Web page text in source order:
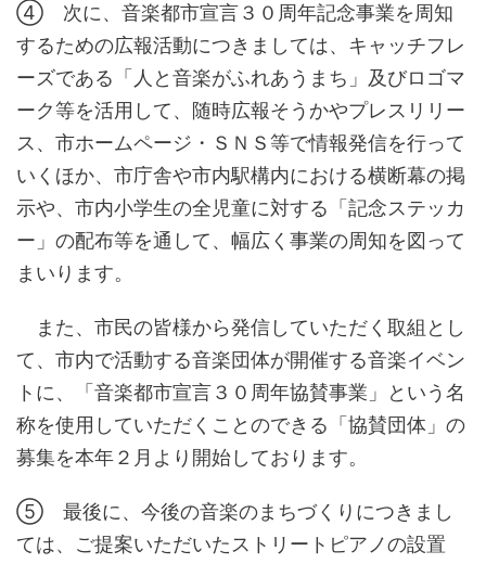
④ 次に、音楽都市宣言３０周年記念事業を周知
するための広報活動につきましては、キャッチフレ
ーズである「人と音楽がふれあうまち」及びロゴマ
ーク等を活用して、随時広報そうかやプレスリリー
ス、市ホームページ・ＳＮＳ等で情報発信を行って
いくほか、市庁舎や市内駅構内における横断幕の掲
示や、市内小学生の全児童に対する「記念ステッカ
ー」の配布等を通して、幅広く事業の周知を図って
まいります。
また、市民の皆様から発信していただく取組とし
て、市内で活動する音楽団体が開催する音楽イベン
トに、「音楽都市宣言３０周年協賛事業」という名
称を使用していただくことのできる「協賛団体」の
募集を本年２月より開始しております。
⑤ 最後に、今後の音楽のまちづくりにつきまし
ては、ご提案いただいたストリートピアノの設置